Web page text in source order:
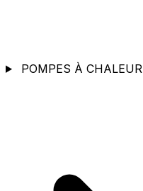
POMPES À CHALEUR